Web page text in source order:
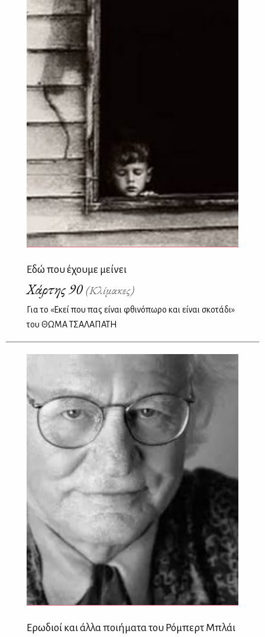
Εδώ που έχουμε μείνει
Χάρτης 90(Κλίμακες)
Για το «Εκεί που πας είναι φθινόπωρο και είναι σκοτάδι»
του ΘΩΜΑ ΤΣΑΛΑΠΑΤΗ
Ερωδιοί και άλλα ποιήματα του Ρόμπερτ Μπλάι